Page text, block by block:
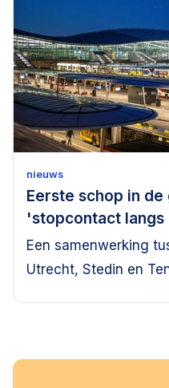
nieuws
Eerste schop in
'stopcontact
Een samenwerking
Utrecht, Stedin en